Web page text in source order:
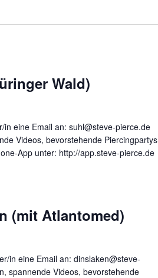
Wald)
eine Email an: suhl@steve-pierce.de
Videos, bevorstehende Piercingpartys
App unter: http://app.steve-pierce.de
(mit Atlantomed)
in eine Email an: dinslaken@steve-
spannende Videos, bevorstehende